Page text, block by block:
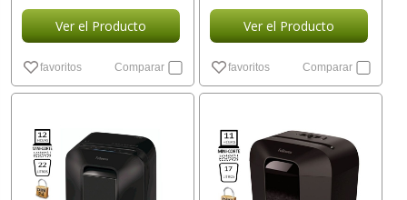
Ver el Producto
favoritos Comparar
Ver el Producto
favoritos Comparar